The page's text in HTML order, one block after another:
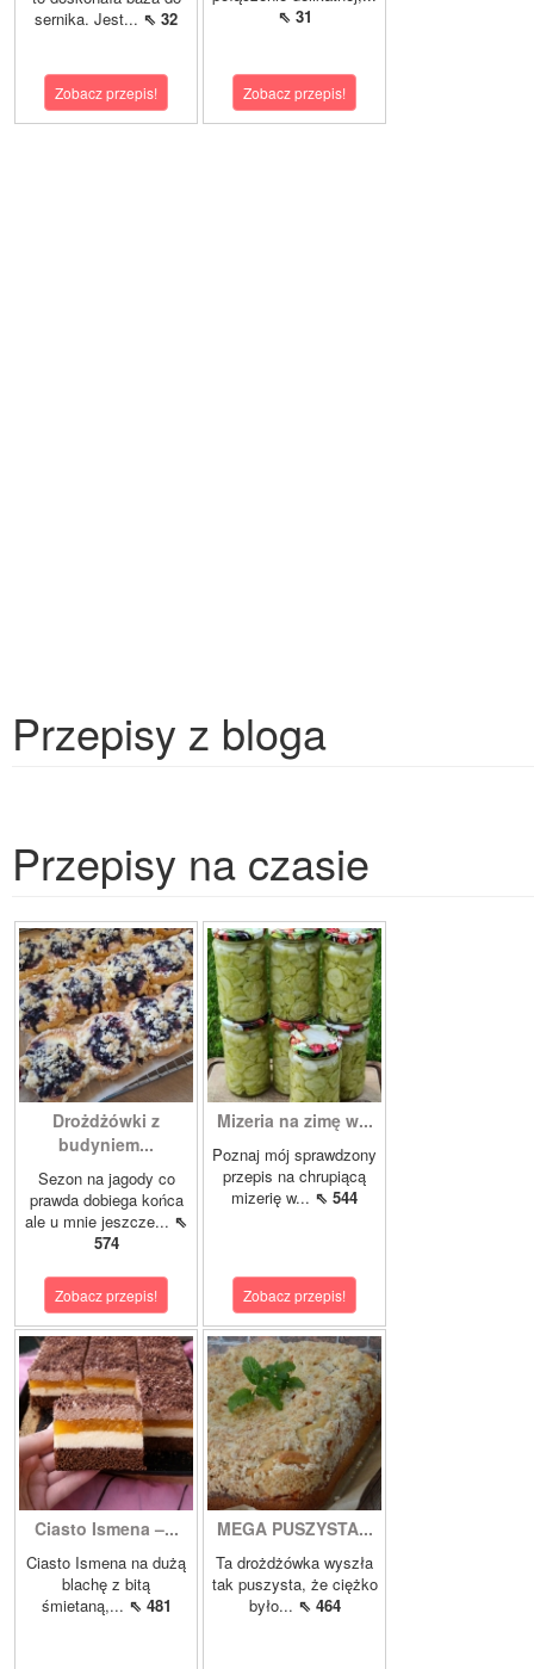
sernika. Jest... ⇖ 32
Zobacz przepis!
⇖ 31
Zobacz przepis!
Przepisy z bloga
Przepisy na czasie
Drożdżówki z
budyniem...
Sezon na jagody co
prawda dobiega końca
ale u mnie jeszcze... ⇖
574
Zobacz przepis!
Mizeria na zimę w...
Poznaj mój sprawdzony
przepis na chrupiącą
mizerię w... ⇖ 544
Zobacz przepis!
Ciasto Ismena –...
Ciasto Ismena na dużą
blachę z bitą
śmietaną,... ⇖ 481
MEGA PUSZYSTA...
Ta drożdżówka wyszła
tak puszysta, że ciężko
było... ⇖ 464